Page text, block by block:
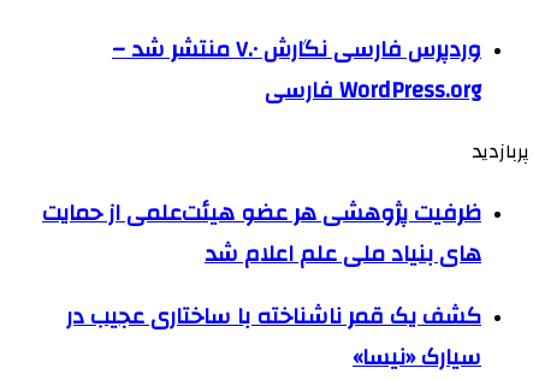
وردپرس فارسی نگارش ۷.۰ منتشر شد –
WordPress.org فارسی
پربازدید
ظرفیت پژوهشی هر عضو هیئت‌علمی از حمایت
های بنیاد ملی علم اعلام شد
کشف یک قمر ناشناخته با ساختاری عجیب در
سیارک «نیسا»